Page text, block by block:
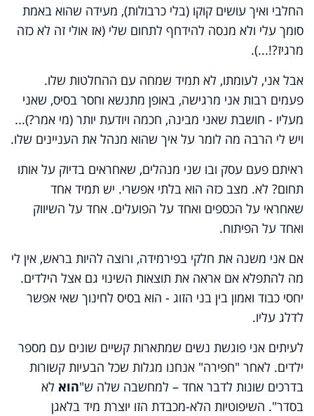
החלבי ואיך עושים קוקו (בלי כרבולות), מעידה שהוא באמת
סומך עלי ולא מנסה להידחף לתחום שלי (אז אולי זה לא כזה
מרגיז?!...).
אבל אני, לעומתו, לא תמיד שמחה עם ההחלטות שלו.
פעמים רבות אני מרגישה, באופן מתנשא וחסר בסיס, שאני
מעליו - חושבת שאני מבינה, חכמה ויודעת יותר (מי אמר?)...
ויש לי הרבה מה לומר על איך שהוא מנהל את העניינים שלו.
ראיתם פעם עסק ובו שני מנהלים, שאחראים בדיוק על אותו
תחום? לא. מצב כזה הוא בלתי אפשרי. יש תמיד אחד
שאחראי על הכספים ואחד על הפועלים. אחד על השיווק
ואחד על הפיתוח.
אם אני משנה את חלקי בפירמידה, ורוצה להיות בראש, אין לי
מה להתפלא אם אראה את תוצאות השינוי גם אצל הילדים.
יחסי כבוד ואמון בין בני הזוג - הוא בסיס לחינוך שאי אפשר
לדלג עליו.
לעיתים אני פוגשת נשים שמתארות קשיים שונים עם מספר
ילדים. לאחר "חפירה" אנחנו מגלות שכל הבעיות קשורות
בדרכים שונות לדבר אחד – למחשבה שלה ש"הוא לא
בסדר". השיפוטיות הלא-מכבדת הזו יוצרת מיד בלאגן